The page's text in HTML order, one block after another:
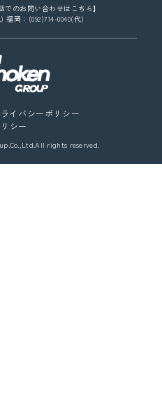
でのお問い合わせはこちら】
福岡：(092)714-0040(代)
イバシーポリシー
シー
rights reserved.